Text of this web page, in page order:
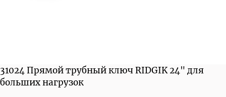
31024 Прямой трубный ключ RIDGIK 24" для
больших нагрузок